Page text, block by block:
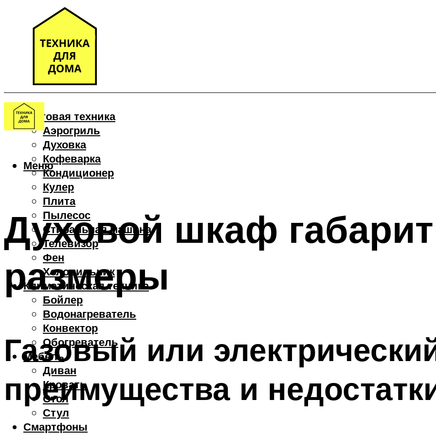
Бытовая техника
Аэрогриль
Духовка
Кофеварка
Кондиционер
Кулер
Плита
Пылесос
Стиральная машина
Телевизор
Фен
Холодильник
Климатическая техника
Бойлер
Водонагреватель
Конвектор
Обогреватель
Мебель
Диван
Кровать
Стол
Стул
Смартфоны
Меню
Духовой шкаф
размеры
Газовый или
преимущества и